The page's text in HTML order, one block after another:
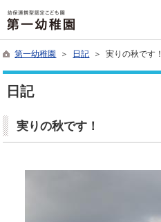
第一幼稚園 ＞ 日記 ＞ 実りの秋です！
日記
実りの秋です！